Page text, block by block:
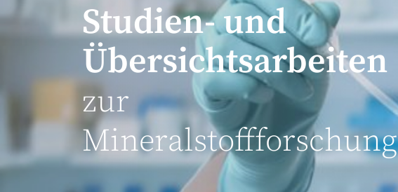
Studien- und
Übersichtsarbeiten
zur
Mineralstoffforschung